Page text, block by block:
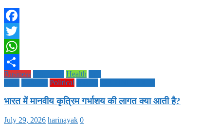
Facebook
Twitter
WhatsApp
Share
Business Health
Political
भारत में मानवीय कृत्रिम गर्भाशय की लागत क्या आती है?
July 29, 2026 harinayak 0